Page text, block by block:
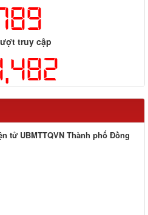
truy cập
tử UBMTTQVN Thành phố Đồng